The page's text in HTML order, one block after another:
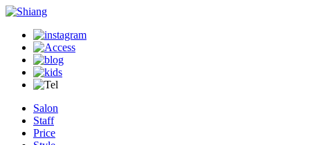
Salon
Staff
Price